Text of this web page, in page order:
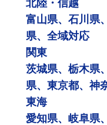
北陸・信越
富山県、石川県
県、全域対応
関東
茨城県、栃木県
県、東京都、神
東海
愛知県、岐阜県